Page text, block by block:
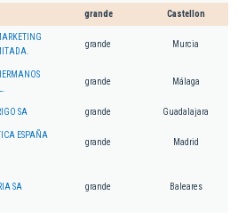
grande Castellon
grande Murcia
grande Málaga
SA grande Guadalajara
ESPAÑA
grande Madrid
SA
grande Baleares